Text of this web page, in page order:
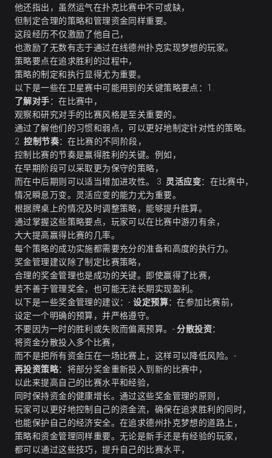
他还指出，虽然运气在扑克比赛中不可或缺，
但制定合理的策略和管理资金同样重要。
这段经历不仅激励了他自己，
也激励了无数有志于通过在线德州扑克实现梦想的玩家。
策略要点在追求胜利的过程中，
策略的制定和执行显得尤为重要。
以下是一些在卫星赛中可能用到的关键策略要点：1.
了解对手：在比赛中，
观察和研究对手的比赛风格是至关重要的。
通过了解他们的习惯和弱点，可以更好地制定针对性的策略。
2.控制节奏：在比赛的不同阶段，
控制比赛的节奏是赢得胜利的关键。例如，
在早期阶段可以采取更为保守的策略，
而在中后期则可以适当增加进攻性。 3. 灵活应变：在比赛中，
情况瞬息万变。灵活应变的能力尤为重要。
根据牌桌上的情况及时调整策略，能够提升胜算。
通过掌握这些策略要点，玩家可以在比赛中游刃有余，
大大提高赢得比赛的几率。
每个策略的成功实施都需要充分的准备和高度的执行力。
奖金管理建议除了制定比赛策略，
合理的奖金管理也是成功的关键。即使赢得了比赛，
若不善于管理奖金，也可能无法长期实现盈利。
以下是一些奖金管理的建议：-设定预算：在参加比赛前，
设定一个明确的预算，并严格遵守。
不要因为一时的胜利或失败而偏离预算。-分散投资：
将资金分散投入多个比赛，
而不是把所有资金压在一场比赛上，这样可以降低风险。-
再投资策略：将部分奖金重新投入到新的比赛中，
以此来提高自己的比赛水平和经验，
同时保持资金的健康增长。通过这些奖金管理的原则，
玩家可以更好地控制自己的资金流，确保在追求胜利的同时，
也能保护自己的经济安全。在追求德州扑克梦想的道路上，
策略和资金管理同样重要。无论是新手还是有经验的玩家，
都可以通过这些技巧，提升自己的比赛水平，